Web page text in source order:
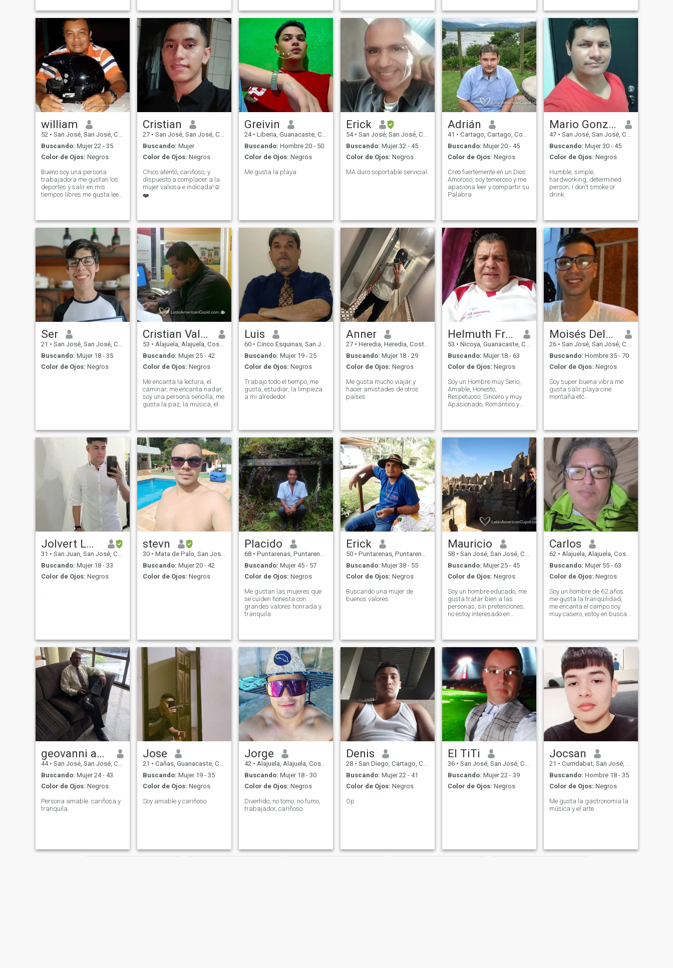
tomar mi carro rumbo a la
playa con buena música.
durante los últimos catorce
años. Disfrute de
excursiones, especialmente a
zonas de montaña y
manantiales.
mentiras y el engaño, .Sera
que nos presentemos y nos
conozcemos, te parece?
william
52 • San José, San José, Costa Rica
Buscando: Mujer 22 - 35
Color de Ojos: Negros
Bueno soy una persona
trabajadora me gustan los
deportes y salir en mis
tiempos libres me gusta leer
Cristian
27 • San José, San José, Costa Rica
Buscando: Mujer
Color de Ojos: Negros
Chico atentó, cariñoso, y
dispuesto a complacer a la
mujer valiosa e indicada!☺️
❤️
Greivin
24 • Liberia, Guanacaste, Costa Rica
Buscando: Hombre 20 - 50
Color de Ojos: Negros
Me gusta la playa
Erick
54 • San José, San José, Costa Rica
Buscando: Mujer 32 - 45
Color de Ojos: Negros
MA duro soportable servicial.
Adrián
41 • Cartago, Cartago, Costa Rica
Buscando: Mujer 20 - 45
Color de Ojos: Negros
Creo fuertemente en un Dios
Amoroso, soy temeroso y me
apasiona leer y compartir su
Palabra
Mario Gonzalez
47 • San José, San José, Costa Rica
Buscando: Mujer 30 - 45
Color de Ojos: Negros
Humble, simple,
hardworking, determined
person; I don't smoke or
drink.
Ser
21 • San José, San José, Costa Rica
Buscando: Mujer 18 - 35
Color de Ojos: Negros
Cristian Valerio E.
53 • Alajuela, Alajuela, Costa Rica
Buscando: Mujer 25 - 42
Color de Ojos: Negros
Me encanta la lectura, el
caminar, me encanta nadar,
soy una persona sencilla, me
gusta la paz, la música, el
Luis
60 • Cinco Esquinas, San José, Costa Rica
Buscando: Mujer 19 - 25
Color de Ojos: Negros
Trabajo todo el tiempo, me
gusta, estudiar, la limpieza
a mi alrededor
Anner
27 • Heredia, Heredia, Costa Rica
Buscando: Mujer 18 - 29
Color de Ojos: Negros
Me gusta mucho viajar y
hacer amistades de otros
países
Helmuth Freddy
53 • Nicoya, Guanacaste, Costa Rica
Buscando: Mujer 18 - 63
Color de Ojos: Negros
Soy un Hombre muy Serio,
Amable, Honesto,
Respetuoso, Sincero y muy
Apasionado, Romántico y
Moisés Delgado
26 • San José, San José, Costa Rica
Buscando: Hombre 35 - 70
Color de Ojos: Negros
Soy super buena vibra me
gusta salir playa cine
montaña etc..
Jolvert Lopez
31 • San Juan, San José, Costa Rica
Buscando: Mujer 18 - 33
Color de Ojos: Negros
.
stevn
30 • Mata de Palo, San José, Costa Rica
Buscando: Mujer 20 - 42
Color de Ojos: Negros
Placido
68 • Puntarenas, Puntarenas, Costa Rica
Buscando: Mujer 45 - 57
Color de Ojos: Negros
Me gustan las mujeres que
se cuiden honesta con
grandes valores honrada y
tranquila
Erick
50 • Puntarenas, Puntarenas, Costa Rica
Buscando: Mujer 38 - 55
Color de Ojos: Negros
Buscando una mujer de
buenos valores
Mauricio
58 • San José, San José, Costa Rica
Buscando: Mujer 25 - 45
Color de Ojos: Negros
Soy un hombre educado, me
gusta tratar bien a las
personas, sin pretenciones,
no estoy interesado en
Carlos
62 • Alajuela, Alajuela, Costa Rica
Buscando: Mujer 55 - 63
Color de Ojos: Negros
Soy un hombre de 62 años
me gusta la tranquilidad,
me encanta el campo soy
muy casero, estoy en busca
geovanni abarca
44 • San José, San José, Costa Rica
Buscando: Mujer 24 - 43
Color de Ojos: Negros
Persona amable. cariñosa y
tranquila.
Jose
21 • Cañas, Guanacaste, Costa Rica
Buscando: Mujer 19 - 35
Color de Ojos: Negros
Soy amable y cariñoso
Jorge
42 • Alajuela, Alajuela, Costa Rica
Buscando: Mujer 18 - 30
Color de Ojos: Negros
Divertido, no tomo, no fumo,
trabajador, cariñoso.
Denis
28 • San Diego, Cartago, Costa Rica
Buscando: Mujer 22 - 41
Color de Ojos: Negros
Op
El TiTi
36 • San José, San José, Costa Rica
Buscando: Mujer 22 - 39
Color de Ojos: Negros
Jocsan
21 • Curridabat, San José, Costa Rica
Buscando: Hombre 18 - 35
Color de Ojos: Negros
Me gusta la gastronomía la
música y el arte